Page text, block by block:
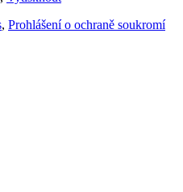
, Prohlášení o ochraně soukromí